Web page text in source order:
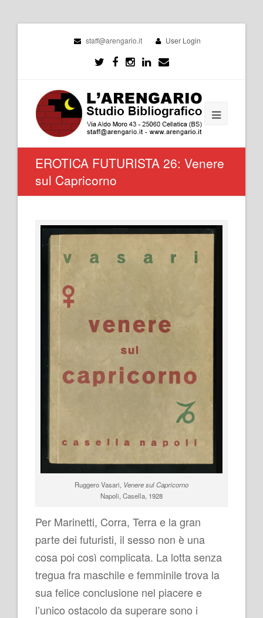
staff@arengario.it User Login
EROTICA FUTURISTA 26: Venere
sul Capricorno
Ruggero Vasari, Venere sul Capricorno
Napoli, Casella, 1928
Per Marinetti, Corra, Terra e la gran
parte dei futuristi, il sesso non è una
cosa poi così complicata. La lotta senza
tregua fra maschile e femminile trova la
sua felice conclusione nel piacere e
l’unico ostacolo da superare sono i